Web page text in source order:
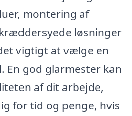
montering af
løsninger
vigtigt at vælge en
En god glarmester kan
af dit arbejde,
for tid og penge, hvis